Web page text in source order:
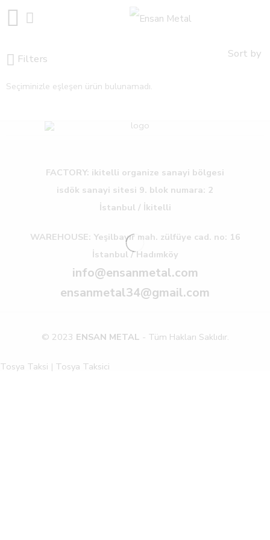
Filters Sort by
Seçiminizle eşleşen ürün bulunamadı.
FACTORY: ikitelli organize sanayi bölgesi
isdök sanayi sitesi 9. blok numara: 2
İstanbul / İkitelli
WAREHOUSE: Yeşilbayır mah. zülfüye cad. no: 16
İstanbul / Hadımköy
info@ensanmetal.com
ensanmetal34@gmail.com
© 2023 ENSAN METAL - Tüm Hakları Saklıdır.
Tosya Taksi | Tosya Taksici